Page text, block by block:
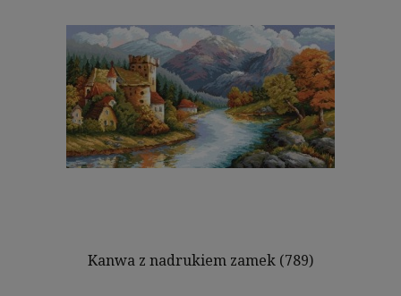
Kanwa z nadrukiem zamek (789)